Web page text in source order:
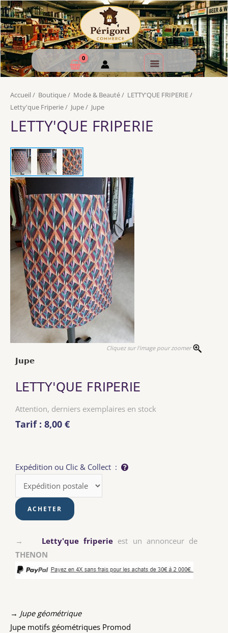
Accueil / Boutique/ Mode & Beauté/ LETTY'QUE FRIPERIE/
Letty'que Friperie/ Jupe/ Jupe
LETTY'QUE FRIPERIE
Cliquez sur l'image pour zoomer
Jupe
LETTY'QUE FRIPERIE
Attention, derniers exemplaires en stock
Tarif : 8,00 €
Expédition ou Clic & Collect :
→ Letty'que friperie est un annonceur de
THENON
→ Jupe géométrique
Jupe motifs géométriques Promod